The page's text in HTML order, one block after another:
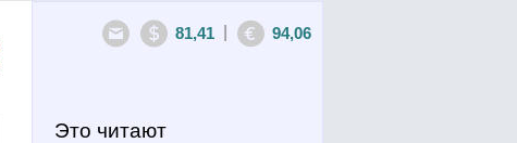
81,41 94,06
Это читают